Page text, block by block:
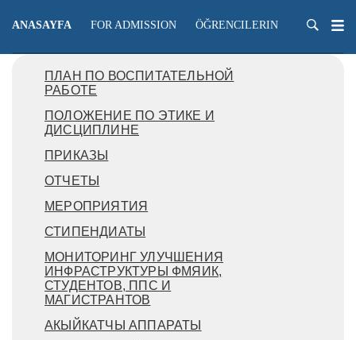
ANASAYFA FOR ADMISSION ÖĞRENCILERIN
ПЛАН ПО ВОСПИТАТЕЛЬНОЙ
РАБОТЕ
ПОЛОЖЕНИЕ ПО ЭТИКЕ И
ДИСЦИПЛИНЕ
ПРИКАЗЫ
ОТЧЕТЫ
МЕРОПРИЯТИЯ
СТИПЕНДИАТЫ
МОНИТОРИНГ УЛУЧШЕНИЯ
ИНФРАСТРУКТУРЫ ФМЯИК,
СТУДЕНТОВ, ППС И
МАГИСТРАНТОВ
АКЫЙКАТЧЫ АППАРАТЫ